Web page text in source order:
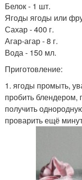
Белок - 1 шт.
Ягоды ягоды или
Сахар - 400 г.
Агар-агар - 8 г.
Вода - 150 мл.
Приготовление:
1. ягоды промыть,
пробить блендером,
получить
проварить ещё